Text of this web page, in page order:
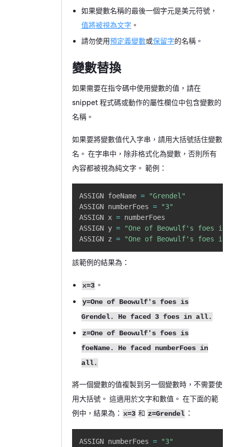
如果變數名稱的最後一個字元是美元符號，
值將被視為文字 。
請勿使用預定義變數或保留字的名稱。
變數替換
如果需要在指令碼中使用變數的值，請在
snippet 程式碼或動作的屬性欄位中包含變數的
名稱。
如果要將變數值代入字串，請用大括號括住變數
名。 在字串中，除非格式化為變數，否則所有
內容都被視為純文字。 範例：
ASSIGN foeName =
"Grendel"
ASSIGN numberFoes =
"3"
ASSIGN x = numberFoes
ASSIGN y =
"One of Beowulf's foes
ASSIGN z = "One of Beowulf's foes is
該範例的結果為：
x=3 。
y=One of Beowulf's foes is
Grendel. He faced 3 foes in all.
z=One of Beowulf's foes is
foeName. He faced numberFoes in
all.
將一個變數的值複製到另一個變數時，不需要使
用大括號。 這適用於文字和數值。 在下面的範
例中，結果為： x=3 和 z=Grendel ：
ASSIGN numberFoes =
"3"